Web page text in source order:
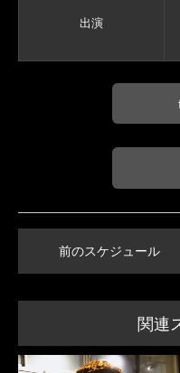
出演
前のスケジュール
関連